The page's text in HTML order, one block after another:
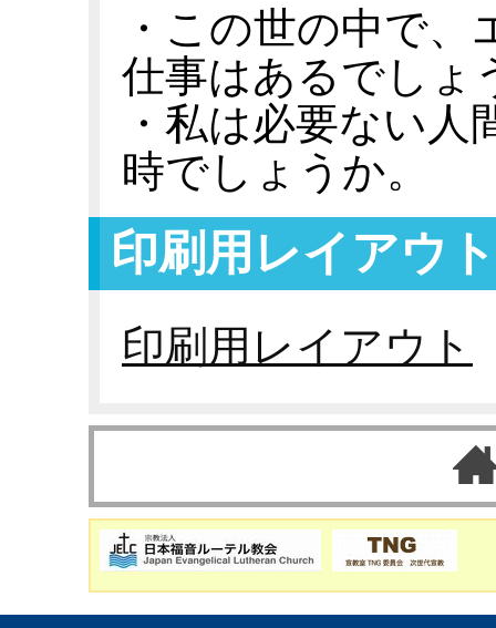
・この世の中で
仕事はあるでしょ
・私は必要ない
時でしょうか。
印刷用レイアウト
印刷用レイアウト